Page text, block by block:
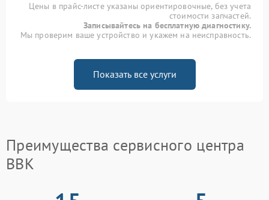
Цены в прайс-листе указаны ориентировочные, без учета
стоимости запчастей.
Записывайтесь на бесплатную диагностику.
Мы проверим ваше устройство и укажем на неисправность.
Показать все услуги
Преимущества сервисного центра
BBK